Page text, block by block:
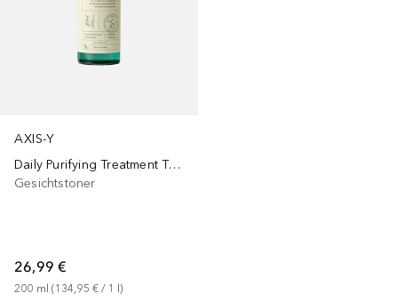
AXIS-Y
Daily Purifying Treatment Toner
Gesichtstoner
26,99 €
200 ml (134,95 € / 1 l)